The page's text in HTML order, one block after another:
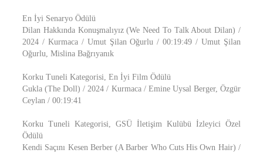
En İyi Senaryo Ödülü
Dilan Hakkında Konuşmalıyız (We Need To Talk About Dilan) /
2024 / Kurmaca / Umut Şilan Oğurlu / 00:19:49 / Umut Şilan
Oğurlu, Mislina Bağrıyanık
Korku Tuneli Kategorisi, En İyi Film Ödülü
Gukla (The Doll) / 2024 / Kurmaca / Emine Uysal Berger, Özgür
Ceylan / 00:19:41
Korku Tuneli Kategorisi, GSÜ İletişim Kulübü İzleyici Özel
Ödülü
Kendi Saçını Kesen Berber (A Barber Who Cuts His Own Hair) /